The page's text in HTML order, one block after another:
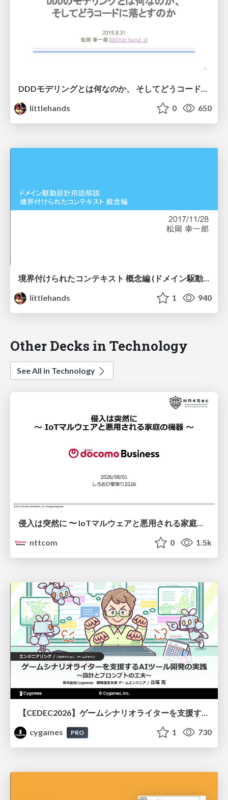
DDDモデリングとは何なのか、 そしてどうコードに落とすのか
littlehands
0 650
境界付けられたコンテキスト 概念編 (ドメイン駆動設計用語解説シリーズ)
littlehands
1 940
Other Decks in Technology
See All in Technology
nttcom
0 1.5k
【CEDEC2026】ゲームシナリオライターを支援するAIツール開発の実践 ― 設計とプロンプトの工夫 ―
cygames
PRO 1 730